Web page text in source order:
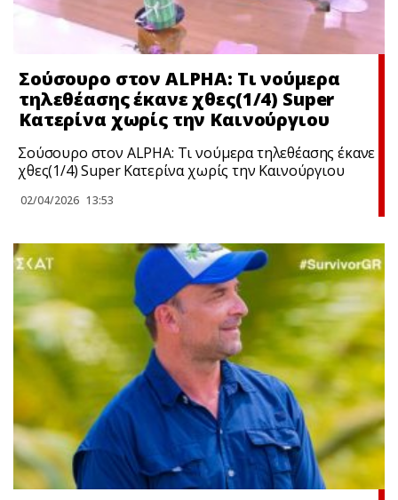
Σούσουρο στον ALPHA: Τι νούμερα
τηλεθέασης έκανε χθες(1/4) Super
Κατερίνα χωρίς την Καινούργιου
Σούσουρο στον ALPHA: Τι νούμερα τηλεθέασης έκανε
χθες(1/4) Super Κατερίνα χωρίς την Καινούργιου
02/04/2026 13:53